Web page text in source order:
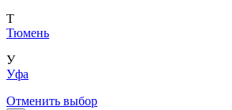
Т
Тюмень
У
Уфа
Отменить выбор